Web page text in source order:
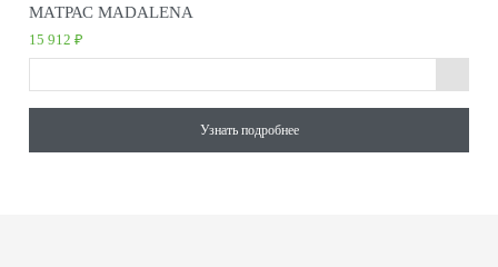
МАТРАС MADALENA
15 912 ₽
Узнать подробнее